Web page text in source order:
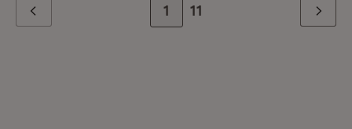
Zur Seite
1 Zur letzten Seite
11 Weiter